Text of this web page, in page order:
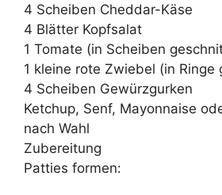
4 Scheiben Cheddar-Käse
4 Blätter Kopfsalat
1 Tomate (in Scheiben
1 kleine rote Zwiebel (in Ringe
4 Scheiben Gewürzgurken
Ketchup, Senf, Mayonnaise
nach Wahl
Zubereitung
Patties formen: